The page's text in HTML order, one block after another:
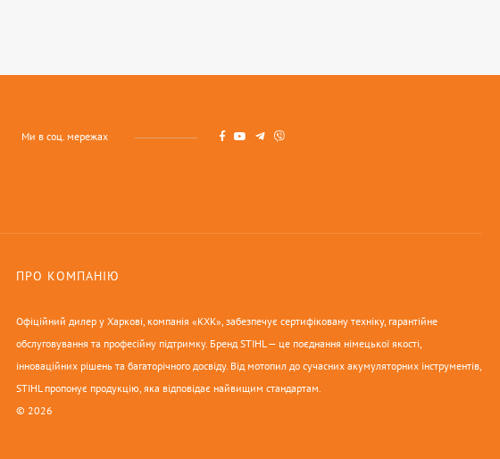
Ми в соц. мережах
ПРО КОМПАНІЮ
Офіційний дилер у Харкові, компанія «КХК», забезпечує сертифіковану техніку, гарантійне
обслуговування та професійну підтримку. Бренд STIHL — це поєднання німецької якості,
інноваційних рішень та багаторічного досвіду. Від мотопил до сучасних акумуляторних інструментів,
STIHL пропонує продукцію, яка відповідає найвищим стандартам.
© 2026